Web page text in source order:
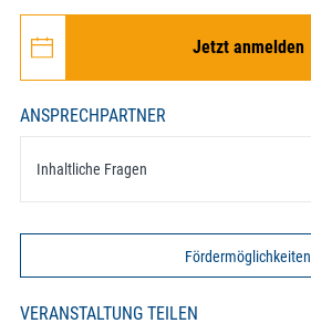
Jetzt anmelden
ANSPRECHPARTNER
Inhaltliche Fragen
Fördermöglichkeiten
VERANSTALTUNG TEILEN